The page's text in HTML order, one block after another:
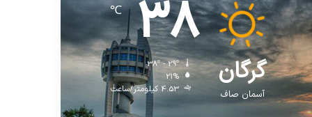
گرگان
آسمان صاف
38
℃
38º - 29º
21%
4.53 کیلومتر/ساعت